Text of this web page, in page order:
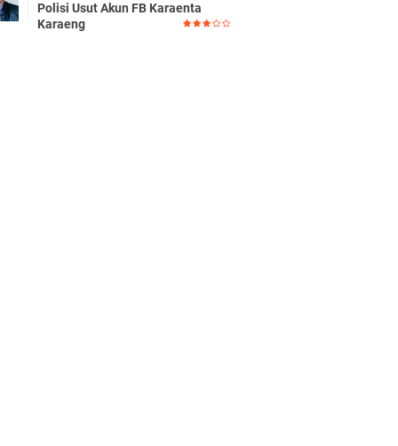
Polisi Usut Akun FB Karaenta
Karaeng